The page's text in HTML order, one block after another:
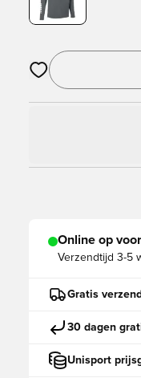
Opent een venster
Online op
Verzendtijd 3-5
Gratis
30 dagen
Unisport